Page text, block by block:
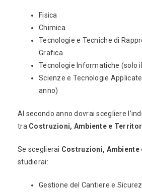
Fisica
Chimica
Tecnologie e Tecniche di
Grafica
Tecnologie Informatiche (solo
Scienze e Tecnologie
anno)
Al secondo anno dovrai scegliere
tra Costruzioni, Ambiente e
Se sceglierai Costruzioni,
studierai:
Gestione del Cantiere e